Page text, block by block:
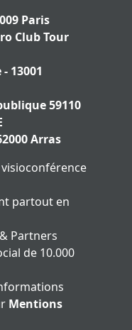
Paris
Club Tour
13001
59110
Arras
partout en
& Partners
de 10.000
Mentions